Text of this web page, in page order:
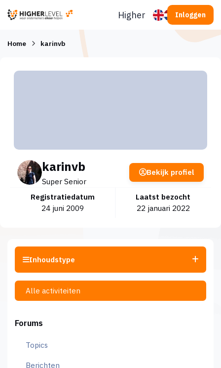
Higherlevel Inloggen
Home karinvb
karinvb
Super Senior
Registratiedatum
24 juni 2009
Laatst bezocht
22 januari 2022
Bekijk profiel
Inhoudstype
Alle activiteiten
Forums
Topics
Berichten